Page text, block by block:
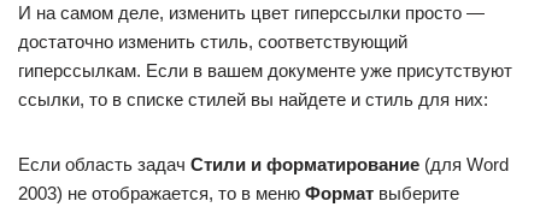
И на самом деле, изменить цвет гиперссылки просто —
достаточно изменить стиль, соответствующий
гиперссылкам. Если в вашем документе уже присутствуют
ссылки, то в списке стилей вы найдете и стиль для них:
Если область задач Стили и форматирование (для Word
2003) не отображается, то в меню Формат выберите